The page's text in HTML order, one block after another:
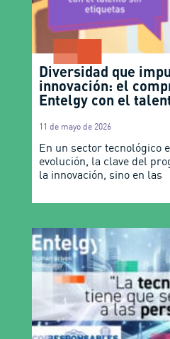
Diversidad que
innovación: el
Entelgy con el
11 de mayo de 2026
En un sector tecnológico
evolución, la clave del
la innovación, sino en las